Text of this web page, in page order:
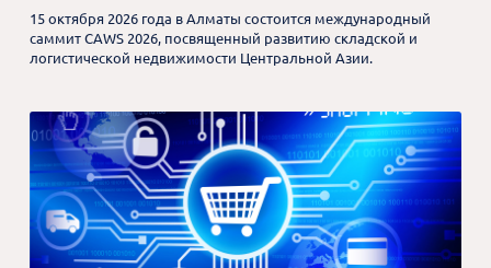
15 октября 2026 года в Алматы состоится международный
саммит CAWS 2026, посвященный развитию складской и
логистической недвижимости Центральной Азии.